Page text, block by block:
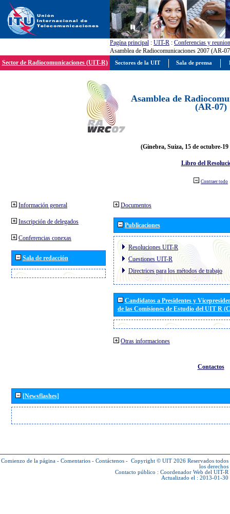
Pagína principal : UIT-R : Conferencias y
Asamblea de Radiocomunicaciones 2007 (AR-
Sector de Radiocomunicaciones (UIT-R)
Asamblea de
(AR-07)
(Ginebra, Suiza, 15 de octubre-19
Libro del
Contraer todo
Información general
Inscripción de delegados
Conferencias conexas
Sala de redacción
Documentos
Publicaciones
Resoluciones UIT-R
Cuestiones UIT-R
Directrices para los métodos de trabajo
Candidatos a Presidentes y
de las Comisiones de Estudio del UIT R
Otras informaciones
Contactos
[Newsflashes]
Comienzo de la página - Comentarios - Contáctenos - Copyright © UIT 2026 Reservados todos
los derechos
Contacto público : Coordenador Web del UIT-R
Actualizado el : 2013-01-30
Sectores de la UIT Sala de prensa